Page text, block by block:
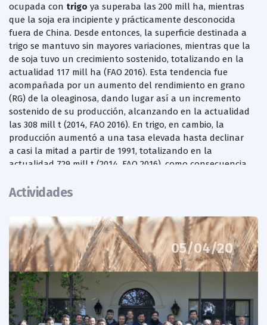
ocupada con trigo ya superaba las 200 mill ha, mientras
que la soja era incipiente y prácticamente desconocida
fuera de China. Desde entonces, la superficie destinada a
trigo se mantuvo sin mayores variaciones, mientras que la
de soja tuvo un crecimiento sostenido, totalizando en la
actualidad 117 mill ha (FAO 2016). Esta tendencia fue
acompañada por un aumento del rendimiento en grano
(RG) de la oleaginosa, dando lugar así a un incremento
sostenido de su producción, alcanzando en la actualidad
las 308 mill t (2014, FAO 2016). En trigo, en cambio, la
producción aumentó a una tasa elevada hasta declinar
a casi la mitad a partir de 1991, totalizando en la
actualidad 729 mill t (2014, FAO 2016), como consecuencia
alimentaria a nivel mundial puesto que provee, junto
con el arroz, el 50% de las calorías de la dieta humana
(Tweeten y Thompson, 2008), previéndose que para 2020
el 68% de la producción se utilizará como alimento
directo por el hombre (Moreno Manzur y Valencia
Escobar, 2011). En los próximos 35 años su producción
mundial deberá incrementarse un 50% respecto a los
actuales volúmenes para cubrir la demanda de
Actividades
05/04/20